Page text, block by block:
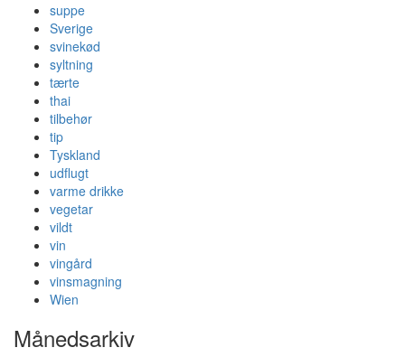
suppe
Sverige
svinekød
syltning
tærte
thai
tilbehør
tip
Tyskland
udflugt
varme drikke
vegetar
vildt
vin
vingård
vinsmagning
Wien
Månedsarkiv